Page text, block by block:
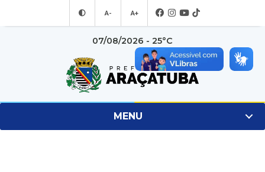
A- A+
07/08/2026 - 25°C
MENU